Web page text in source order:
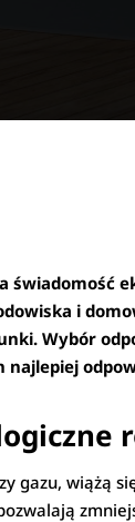
i
Wybór
wiążą